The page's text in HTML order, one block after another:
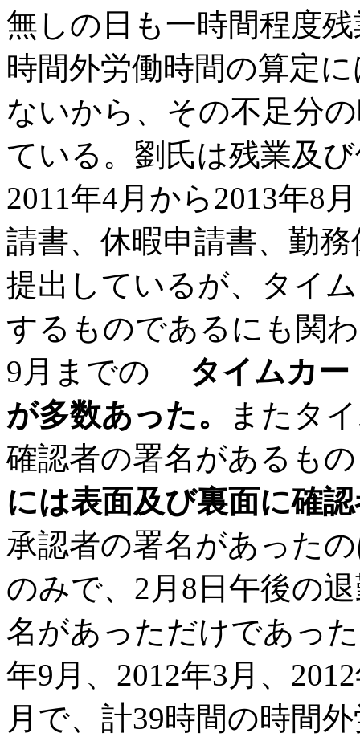
無しの日も一時間程度
時間外労働時間の算定
ないから、その不足分
ている。劉氏は残業及
2011年4月から2013年8
請書、休暇申請書、勤
提出しているが、タイ
するものであるにも関
9月までの タイムカ
が多数あった。
またタ
確認者の署名があるも
には表面及び裏面に確
承認者の署名があった
のみで、2月8日午後の
名があっただけであっ
年9月、2012年3月、
月で、計39時間の時間